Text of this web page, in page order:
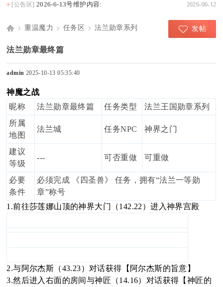
[公告区] 2026-6-13号维护内容: 2026-06-12
Di
sc
uz
!
›
重温魔力
›
任务区 法兰勋章系列 发帖
法兰勋章最终篇
admin 2025-10-13 05:35:40
神魔之战
昵称
法兰勋章最终篇 任务类型
法兰王国勋章系列
所属
地图
法兰城 任务NPC 神界之门
建议
等级
--- 可否重做 可重做
必要
条件
必须完成 《四圣兽》 任务，拥有“法兰一等勋
章”称号
1.前往莎莲娜山顶的神界大门（142.22）进入神界宫殿
2.与阿尔杰斯（43.23）对话获得【阿尔杰斯的旨意】
3.然后进入右面的房间与神匠（14.16）对话获得【神匠的